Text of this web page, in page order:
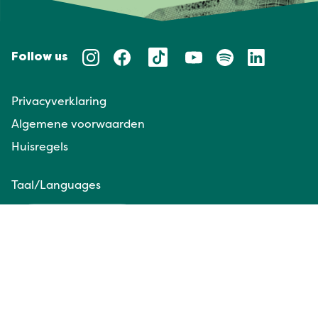
Follow us
Privacyverklaring
Algemene voorwaarden
Huisregels
Taal/Languages